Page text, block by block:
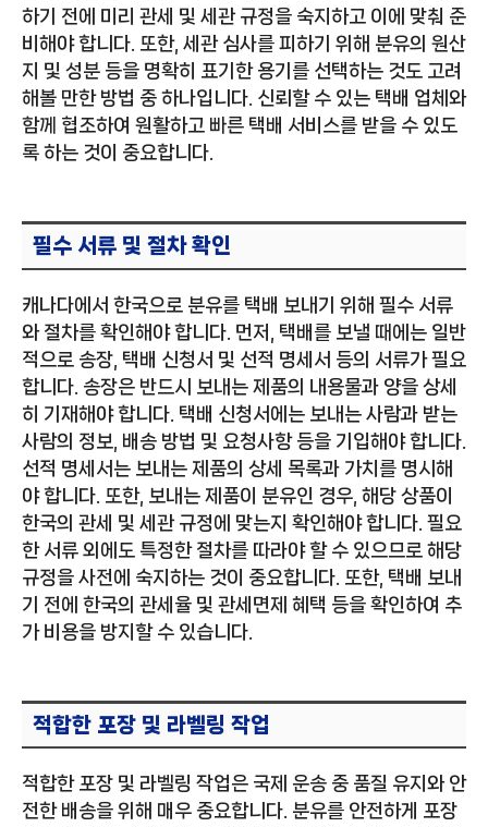
하기 전에 미리 관세 및 세관 규정을 숙지하고 이에 맞춰 준
비해야 합니다. 또한, 세관 심사를 피하기 위해 분유의 원산
지 및 성분 등을 명확히 표기한 용기를 선택하는 것도 고려
해볼 만한 방법 중 하나입니다. 신뢰할 수 있는 택배 업체와
함께 협조하여 원활하고 빠른 택배 서비스를 받을 수 있도
록 하는 것이 중요합니다.
필수 서류 및 절차 확인
캐나다에서 한국으로 분유를 택배 보내기 위해 필수 서류
와 절차를 확인해야 합니다. 먼저, 택배를 보낼 때에는 일반
적으로 송장, 택배 신청서 및 선적 명세서 등의 서류가 필요
합니다. 송장은 반드시 보내는 제품의 내용물과 양을 상세
히 기재해야 합니다. 택배 신청서에는 보내는 사람과 받는
사람의 정보, 배송 방법 및 요청사항 등을 기입해야 합니다.
선적 명세서는 보내는 제품의 상세 목록과 가치를 명시해
야 합니다. 또한, 보내는 제품이 분유인 경우, 해당 상품이
한국의 관세 및 세관 규정에 맞는지 확인해야 합니다. 필요
한 서류 외에도 특정한 절차를 따라야 할 수 있으므로 해당
규정을 사전에 숙지하는 것이 중요합니다. 또한, 택배 보내
기 전에 한국의 관세율 및 관세면제 혜택 등을 확인하여 추
가 비용을 방지할 수 있습니다.
적합한 포장 및 라벨링 작업
적합한 포장 및 라벨링 작업은 국제 운송 중 품질 유지와 안
전한 배송을 위해 매우 중요합니다. 분유를 안전하게 포장